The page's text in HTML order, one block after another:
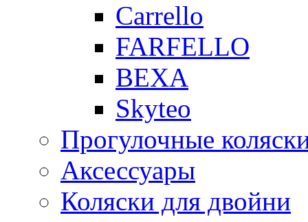
Carrello
FARFELLO
BEXA
Skyteo
Прогулочные
Аксессуары
Коляски для двойни